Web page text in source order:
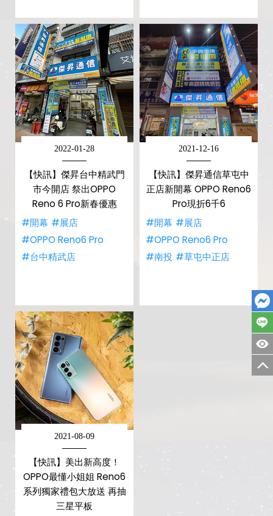
2022-01-28
【快訊】傑昇台中精武門
市今開店 祭出OPPO
Reno 6 Pro新春優惠
#開幕 #展店
#OPPO Reno6 Pro
#台中精武店
2021-12-16
【快訊】傑昇通信草屯中
正店新開幕 OPPO Reno6
Pro現折6千6
#開幕 #展店
#OPPO Reno6 Pro
#南投 #草屯中正店
2021-08-09
【快訊】美出新高度！
OPPO最懂小姐姐 Reno6
系列獨家禮包大放送 再抽
三星平板